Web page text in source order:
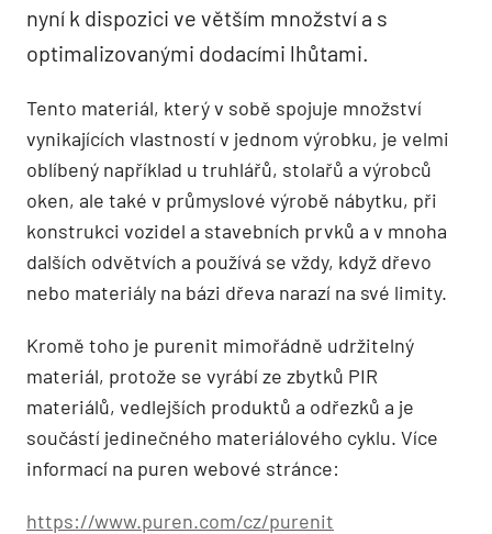
nyní k dispozici ve větším množství a s
optimalizovanými dodacími lhůtami.
Tento materiál, který v sobě spojuje množství
vynikajících vlastností v jednom výrobku, je velmi
oblíbený například u truhlářů, stolařů a výrobců
oken, ale také v průmyslové výrobě nábytku, při
konstrukci vozidel a stavebních prvků a v mnoha
dalších odvětvích a používá se vždy, když dřevo
nebo materiály na bázi dřeva narazí na své limity.
Kromě toho je purenit mimořádně udržitelný
materiál, protože se vyrábí ze zbytků PIR
materiálů, vedlejších produktů a odřezků a je
součástí jedinečného materiálového cyklu. Více
informací na puren webové stránce:
https://www.puren.com/cz/purenit